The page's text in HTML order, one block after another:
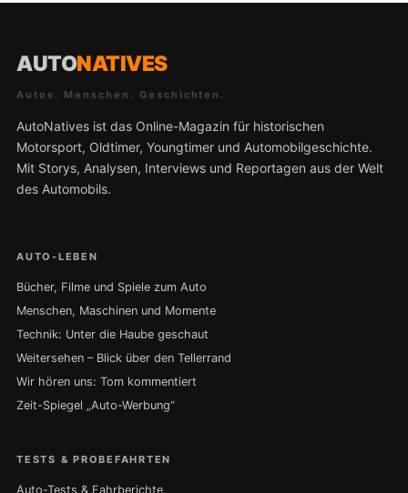
AUTONATIVES
Autos. Menschen. Geschichten.
AutoNatives ist das Online-Magazin für historischen
Motorsport, Oldtimer, Youngtimer und Automobilgeschichte.
Mit Storys, Analysen, Interviews und Reportagen aus der Welt
des Automobils.
AUTO-LEBEN
Bücher, Filme und Spiele zum Auto
Menschen, Maschinen und Momente
Technik: Unter die Haube geschaut
Weitersehen – Blick über den Tellerrand
Wir hören uns: Tom kommentiert
Zeit-Spiegel „Auto-Werbung“
TESTS & PROBEFAHRTEN
Auto-Tests & Fahrberichte